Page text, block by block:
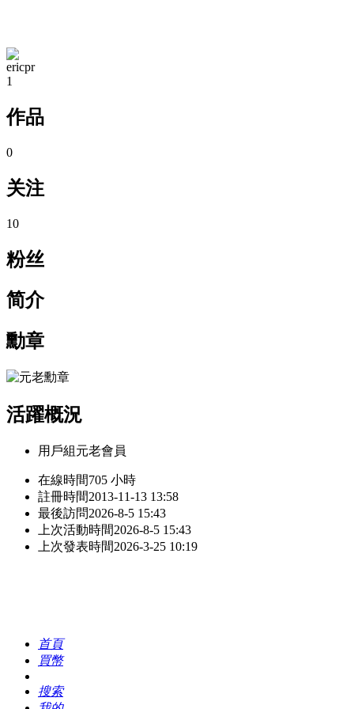
ericpr
1
作品
0
关注
10
粉丝
简介
勳章
活躍概況
用戶組元老會員
在線時間705 小時
註冊時間2013-11-13 13:58
最後訪問2026-8-5 15:43
上次活動時間2026-8-5 15:43
上次發表時間2026-3-25 10:19
首頁
買幣
搜索